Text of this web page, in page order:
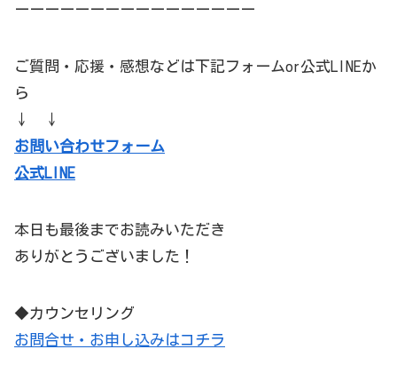
ーーーーーーーーーーーーーーーー
ご質問・応援・感想などは下記フォームor公式LINEか
ら
↓ ↓
お問い合わせフォーム
公式LINE
本日も最後までお読みいただき
ありがとうございました！
◆カウンセリング
お問合せ・お申し込みはコチラ